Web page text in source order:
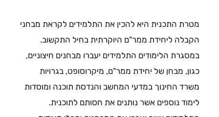
מטרת התכנית היא להכין את התלמידים לקראת מבחני
הקבלה ליחידת ממר"ם היוקרתית בחיל התקשוב.
במסגרת הלימודים התלמידים יעברו מבחנים חיצוניים,
כגון, מבחן של יחידת ממר"ם, מיקרוסופט, בגרויות
משרד החינוך במדעי המחשב והנדסת תוכנה ומוסדות
לימוד נוספים אשר נותנים את חסותם לתוכנית.